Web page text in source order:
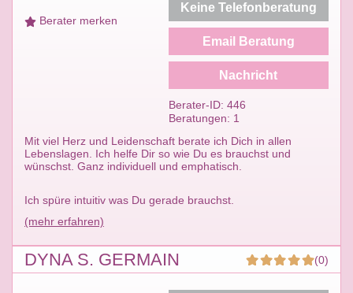
Berater merken
Mit viel Herz und Leidenschaft berate ich Dich in allen
Lebenslagen. Ich helfe Dir so wie Du es brauchst und
wünschst. Ganz individuell und emphatisch.
Ich spüre intuitiv was Du gerade brauchst.
(mehr erfahren)
Keine Telefonberatung
Email Beratung
Nachricht
Berater-ID: 446
Beratungen: 1
DYNA S. GERMAIN (0)